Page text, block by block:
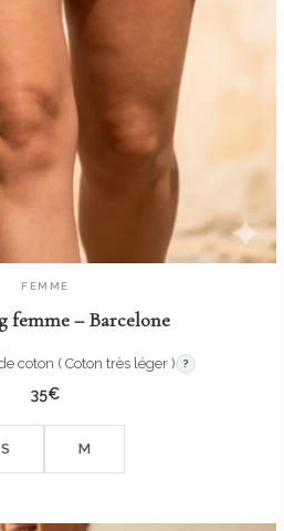
AU PANIER
FEMME
femme – Barcelone
coton ( Coton très léger ) ?
35€
S M